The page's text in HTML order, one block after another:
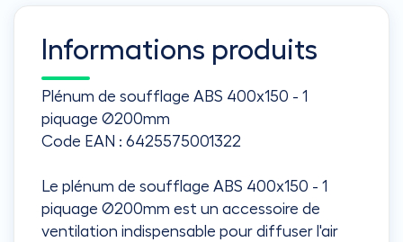
Informations produits
Plénum de soufflage ABS 400x150 - 1
piquage Ø200mm
Code EAN : 6425575001322
Le plénum de soufflage ABS 400x150 - 1
piquage Ø200mm est un accessoire de
ventilation indispensable pour diffuser l'air